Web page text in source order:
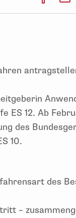
ES 12. Ab
des
10.
des
–